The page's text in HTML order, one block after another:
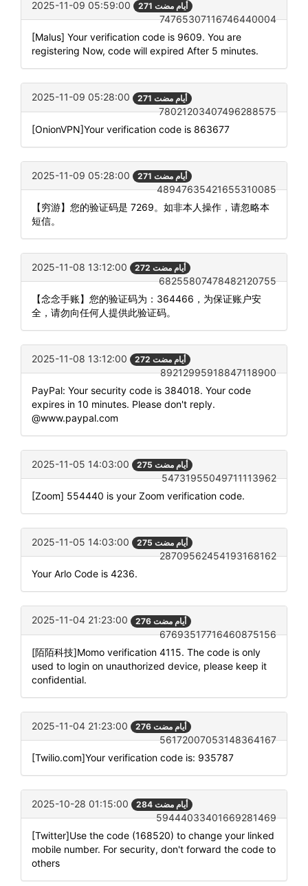
2025-11-09 05:59:00 271 أيام مضت
74765307116746440004
[Malus] Your verification code is 9609. You are
registering Now, code will expired After 5 minutes.
2025-11-09 05:28:00 271 أيام مضت
78021203407496288575
[OnionVPN]Your verification code is 863677
2025-11-09 05:28:00 271 أيام مضت
48947635421655310085
【穷游】您的验证码是 7269。如非本人操作，请忽略本
短信。
2025-11-08 13:12:00 272 أيام مضت
68255807478482120755
【念念手账】您的验证码为：364466，为保证账户安
全，请勿向任何人提供此验证码。
2025-11-08 13:12:00 272 أيام مضت
89212995918847118900
PayPal: Your security code is 384018. Your code
expires in 10 minutes. Please don't reply.
@www.paypal.com
2025-11-05 14:03:00 275 أيام مضت
54731955049711113962
[Zoom] 554440 is your Zoom verification code.
2025-11-05 14:03:00 275 أيام مضت
28709562454193168162
Your Arlo Code is 4236.
2025-11-04 21:23:00 276 أيام مضت
67693517716460875156
[陌陌科技]Momo verification 4115. The code is only
used to login on unauthorized device, please keep it
confidential.
2025-11-04 21:23:00 276 أيام مضت
56172007053148364167
[Twilio.com]Your verification code is: 935787
2025-10-28 01:15:00 284 أيام مضت
59444033401669281469
[Twitter]Use the code (168520) to change your linked
mobile number. For security, don't forward the code to
others